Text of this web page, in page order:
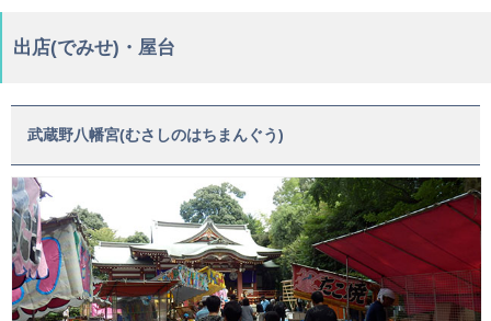
出店(でみせ)・屋台
武蔵野八幡宮(むさしのはちまんぐう)